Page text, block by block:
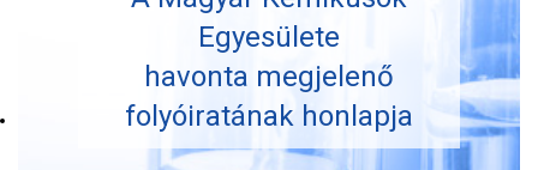
Egyesülete
havonta megjelenő
folyóiratának honlapja